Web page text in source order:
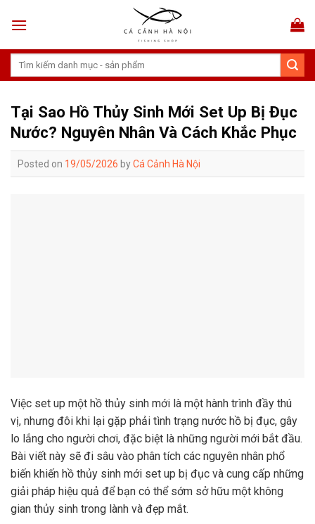
Tìm
Tại Sao Hồ Thủy Sinh Mới Set Up Bị Đục
Nước? Nguyên Nhân Và Cách Khắc Phục
Posted on 19/05/2026 byCá Cảnh Hà Nội
Việc set up một hồ thủy sinh mới là một hành trình đầy thú
vị, nhưng đôi khi lại gặp phải tình trạng nước hồ bị đục, gây
lo lắng cho người chơi, đặc biệt là những người mới bắt đầu.
Bài viết này sẽ đi sâu vào phân tích các nguyên nhân phổ
biến khiến hồ thủy sinh mới set up bị đục và cung cấp những
giải pháp hiệu quả để bạn có thể sớm sở hữu một không
gian thủy sinh trong lành và đẹp mắt.